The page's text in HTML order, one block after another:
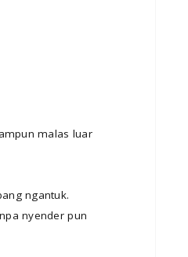
malas luar
ngantuk.
nyender pun